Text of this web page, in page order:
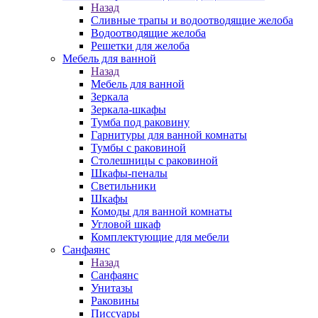
Назад
Cливные трапы и водоотводящие желоба
Водоотводящие желоба
Решетки для желоба
Мебель для ванной
Назад
Мебель для ванной
Зеркала
Зеркала-шкафы
Тумба под раковину
Гарнитуры для ванной комнаты
Тумбы с раковиной
Столешницы с раковиной
Шкафы-пеналы
Светильники
Шкафы
Комоды для ванной комнаты
Угловой шкаф
Комплектующие для мебели
Санфаянс
Назад
Санфаянс
Унитазы
Раковины
Писсуары